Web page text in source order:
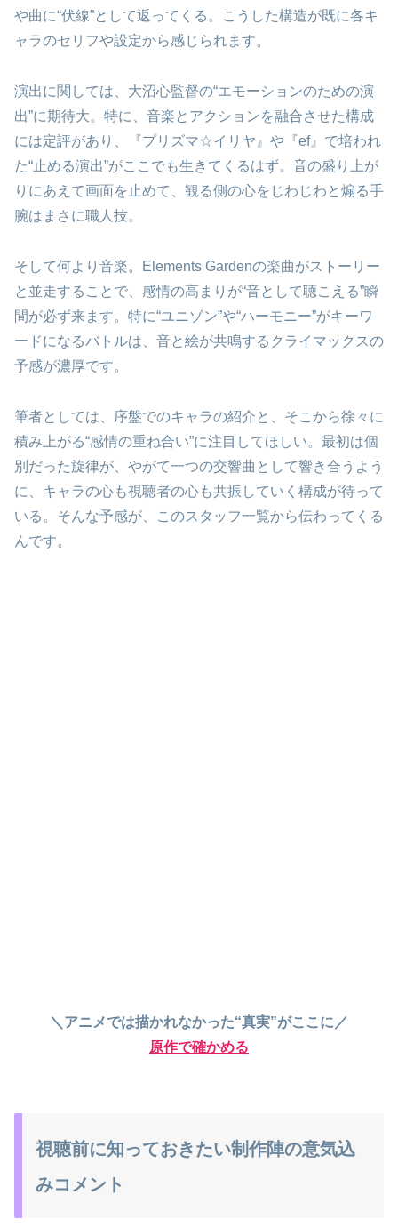
や曲に“伏線”として返ってくる。こうした構造が既に各キ
ャラのセリフや設定から感じられます。
演出に関しては、大沼心監督の“エモーションのための演
出”に期待大。特に、音楽とアクションを融合させた構成
には定評があり、『プリズマ☆イリヤ』や『ef』で培われ
た“止める演出”がここでも生きてくるはず。音の盛り上が
りにあえて画面を止めて、観る側の心をじわじわと煽る手
腕はまさに職人技。
そして何より音楽。Elements Gardenの楽曲がストーリー
と並走することで、感情の高まりが“音として聴こえる”瞬
間が必ず来ます。特に“ユニゾン”や“ハーモニー”がキーワ
ードになるバトルは、音と絵が共鳴するクライマックスの
予感が濃厚です。
筆者としては、序盤でのキャラの紹介と、そこから徐々に
積み上がる“感情の重ね合い”に注目してほしい。最初は個
別だった旋律が、やがて一つの交響曲として響き合うよう
に、キャラの心も視聴者の心も共振していく構成が待って
いる。そんな予感が、このスタッフ一覧から伝わってくる
んです。
＼アニメでは描かれなかった“真実”がここに／
原作で確かめる
視聴前に知っておきたい制作陣の意気込
みコメント